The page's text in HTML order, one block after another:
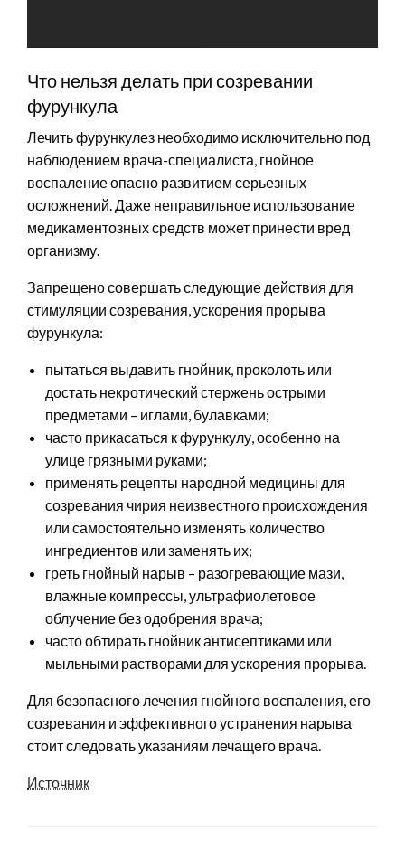
Что нельзя делать при созревании
фурункула
Лечить фурункулез необходимо исключительно под
наблюдением врача-специалиста, гнойное
воспаление опасно развитием серьезных
осложнений. Даже неправильное использование
медикаментозных средств может принести вред
организму.
Запрещено совершать следующие действия для
стимуляции созревания, ускорения прорыва
фурункула:
пытаться выдавить гнойник, проколоть или
достать некротический стержень острыми
предметами – иглами, булавками;
часто прикасаться к фурункулу, особенно на
улице грязными руками;
применять рецепты народной медицины для
созревания чирия неизвестного происхождения
или самостоятельно изменять количество
ингредиентов или заменять их;
греть гнойный нарыв – разогревающие мази,
влажные компрессы, ультрафиолетовое
облучение без одобрения врача;
часто обтирать гнойник антисептиками или
мыльными растворами для ускорения прорыва.
Для безопасного лечения гнойного воспаления, его
созревания и эффективного устранения нарыва
стоит следовать указаниям лечащего врача.
Источник